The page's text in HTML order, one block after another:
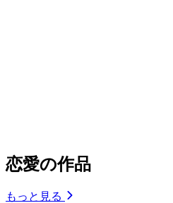
恋愛の作品
もっと見る